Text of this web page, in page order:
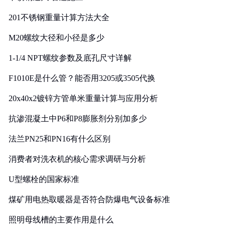
201不锈钢重量计算方法大全
M20螺纹大径和小径是多少
1-1/4 NPT螺纹参数及底孔尺寸详解
F1010E是什么管？能否用3205或3505代换
20x40x2镀锌方管单米重量计算与应用分析
抗渗混凝土中P6和P8膨胀剂分别加多少
法兰PN25和PN16有什么区别
消费者对洗衣机的核心需求调研与分析
U型螺栓的国家标准
煤矿用电热取暖器是否符合防爆电气设备标准
照明母线槽的主要作用是什么